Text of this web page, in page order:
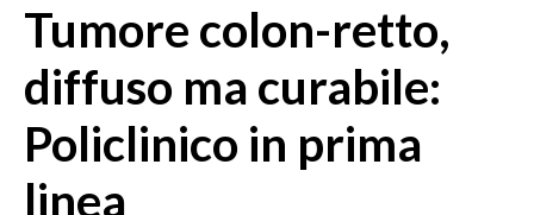
MEDIO CAMPIDANO
ORISTANO E PROVINCIA
GALLURA
NUORO E PROVINCIA
Tumore colon-retto,
diffuso ma curabile:
Policlinico in prima
linea